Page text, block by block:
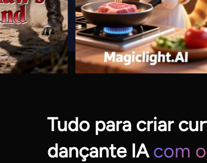
Tudo para criar
dançante IAcom